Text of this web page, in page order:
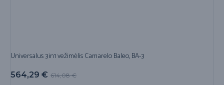
Universalus 3in1 vežimėlis Camarelo Baleo, BA-3
614,08€
564,29 €